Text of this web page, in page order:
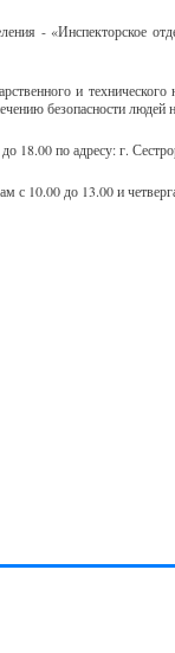
-
и
безопасности людей
18.00 по адресу: г.
с 10.00 до 13.00 и